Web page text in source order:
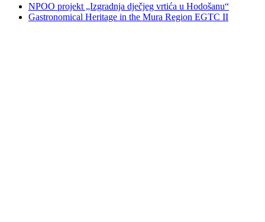
NPOO projekt „Izgradnja dječjeg vrtića u Hodošanu“
Gastronomical Heritage in the Mura Region EGTC II